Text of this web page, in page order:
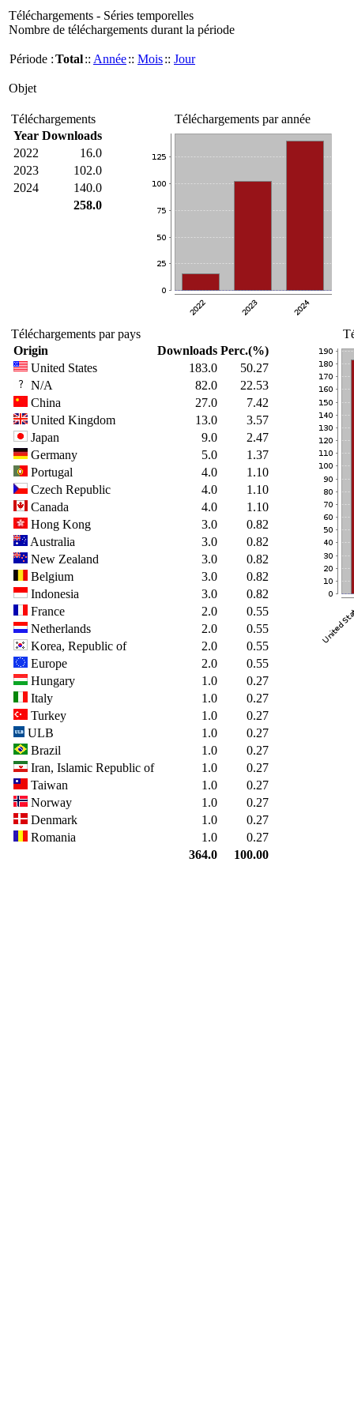
Téléchargements - Séries temporelles
Nombre de téléchargements durant la période
Période :Total:: Année:: Mois:: Jour
Objet
Téléchargements
Year Downloads
2022
16.0
2023
102.0
2024
140.0
258.0
Téléchargements par année
Téléchargements par pays
Origin
Downloads Perc.(%)
United States
183.0
50.27
N/A
82.0
22.53
China
27.0
7.42
United Kingdom
13.0
3.57
Japan
9.0
2.47
Germany
5.0
1.37
Portugal
4.0
1.10
Czech Republic
4.0
1.10
Canada
4.0
1.10
Hong Kong
3.0
0.82
Australia
3.0
0.82
New Zealand
3.0
0.82
Belgium
3.0
0.82
Indonesia
3.0
0.82
France
2.0
0.55
Netherlands
2.0
0.55
Korea, Republic of
2.0
0.55
Europe
2.0
0.55
Hungary
1.0
0.27
Italy
1.0
0.27
Turkey
1.0
0.27
ULB
1.0
0.27
Brazil
1.0
0.27
Iran, Islamic Republic of
1.0
0.27
Taiwan
1.0
0.27
Norway
1.0
0.27
Denmark
1.0
0.27
Romania
1.0
0.27
364.0
100.00